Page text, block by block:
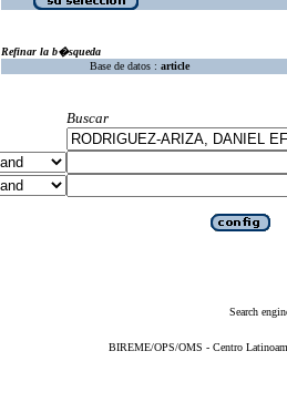
Refinar la b�squeda
Base de datos : article
Buscar
Search
BIREME/OPS/OMS - Centro